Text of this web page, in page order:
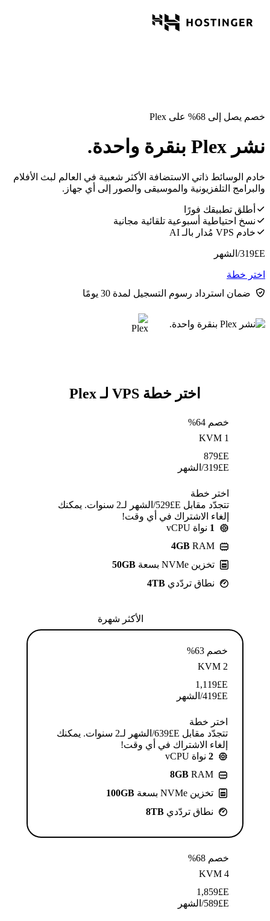
خصم يصل إلى 68% على Plex
نشر Plex بنقرة واحدة.
خادم الوسائط ذاتي الاستضافة الأكثر شعبية في العالم لبث الأفلام
والبرامج التلفزيونية والموسيقى والصور إلى أي جهاز.
أطلق تطبيقك فورًا
نسخ احتياطية أسبوعية تلقائية مجانية
خادم VPS مُدار بالـ AI
E£
319/الشهر
اختر خطة
ضمان استرداد رسوم التسجيل لمدة 30 يومًا
اختر خطة VPS لـ Plex
خصم 64%
KVM 1
E£
879
E£
319/الشهر
اختر خطة
تتجدّد مقابل E£⁦529⁩/الشهر لـ2 سنوات. يمكنك
إلغاء الاشتراك في أي وقت!
1 نواة vCPU
4GB RAM
تخزين NVMe بسعة
50GB
نطاق تردّدي 4TB
الأكثر شهرة
خصم 63%
KVM 2
E£
1,119
E£
419/الشهر
اختر خطة
تتجدّد مقابل E£⁦639⁩/الشهر لـ2 سنوات. يمكنك
إلغاء الاشتراك في أي وقت!
2 نواة vCPU
8GB RAM
تخزين NVMe بسعة
100GB
نطاق تردّدي 8TB
خصم 68%
KVM 4
E£
1,859
E£
589/الشهر